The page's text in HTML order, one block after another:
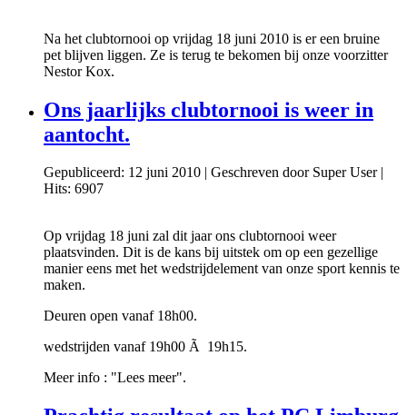
Na het clubtornooi op vrijdag 18 juni 2010 is er een bruine
pet blijven liggen. Ze is terug te bekomen bij onze voorzitter
Nestor Kox.
Ons jaarlijks clubtornooi is weer in
aantocht.
Gepubliceerd: 12 juni 2010 | Geschreven door Super User|
Hits: 6907
Op vrijdag 18 juni zal dit jaar ons clubtornooi weer
plaatsvinden. Dit is de kans bij uitstek om op een gezellige
manier eens met het wedstrijdelement van onze sport kennis te
maken.
Deuren open vanaf 18h00.
wedstrijden vanaf 19h00 Ã 19h15.
Meer info : "Lees meer".